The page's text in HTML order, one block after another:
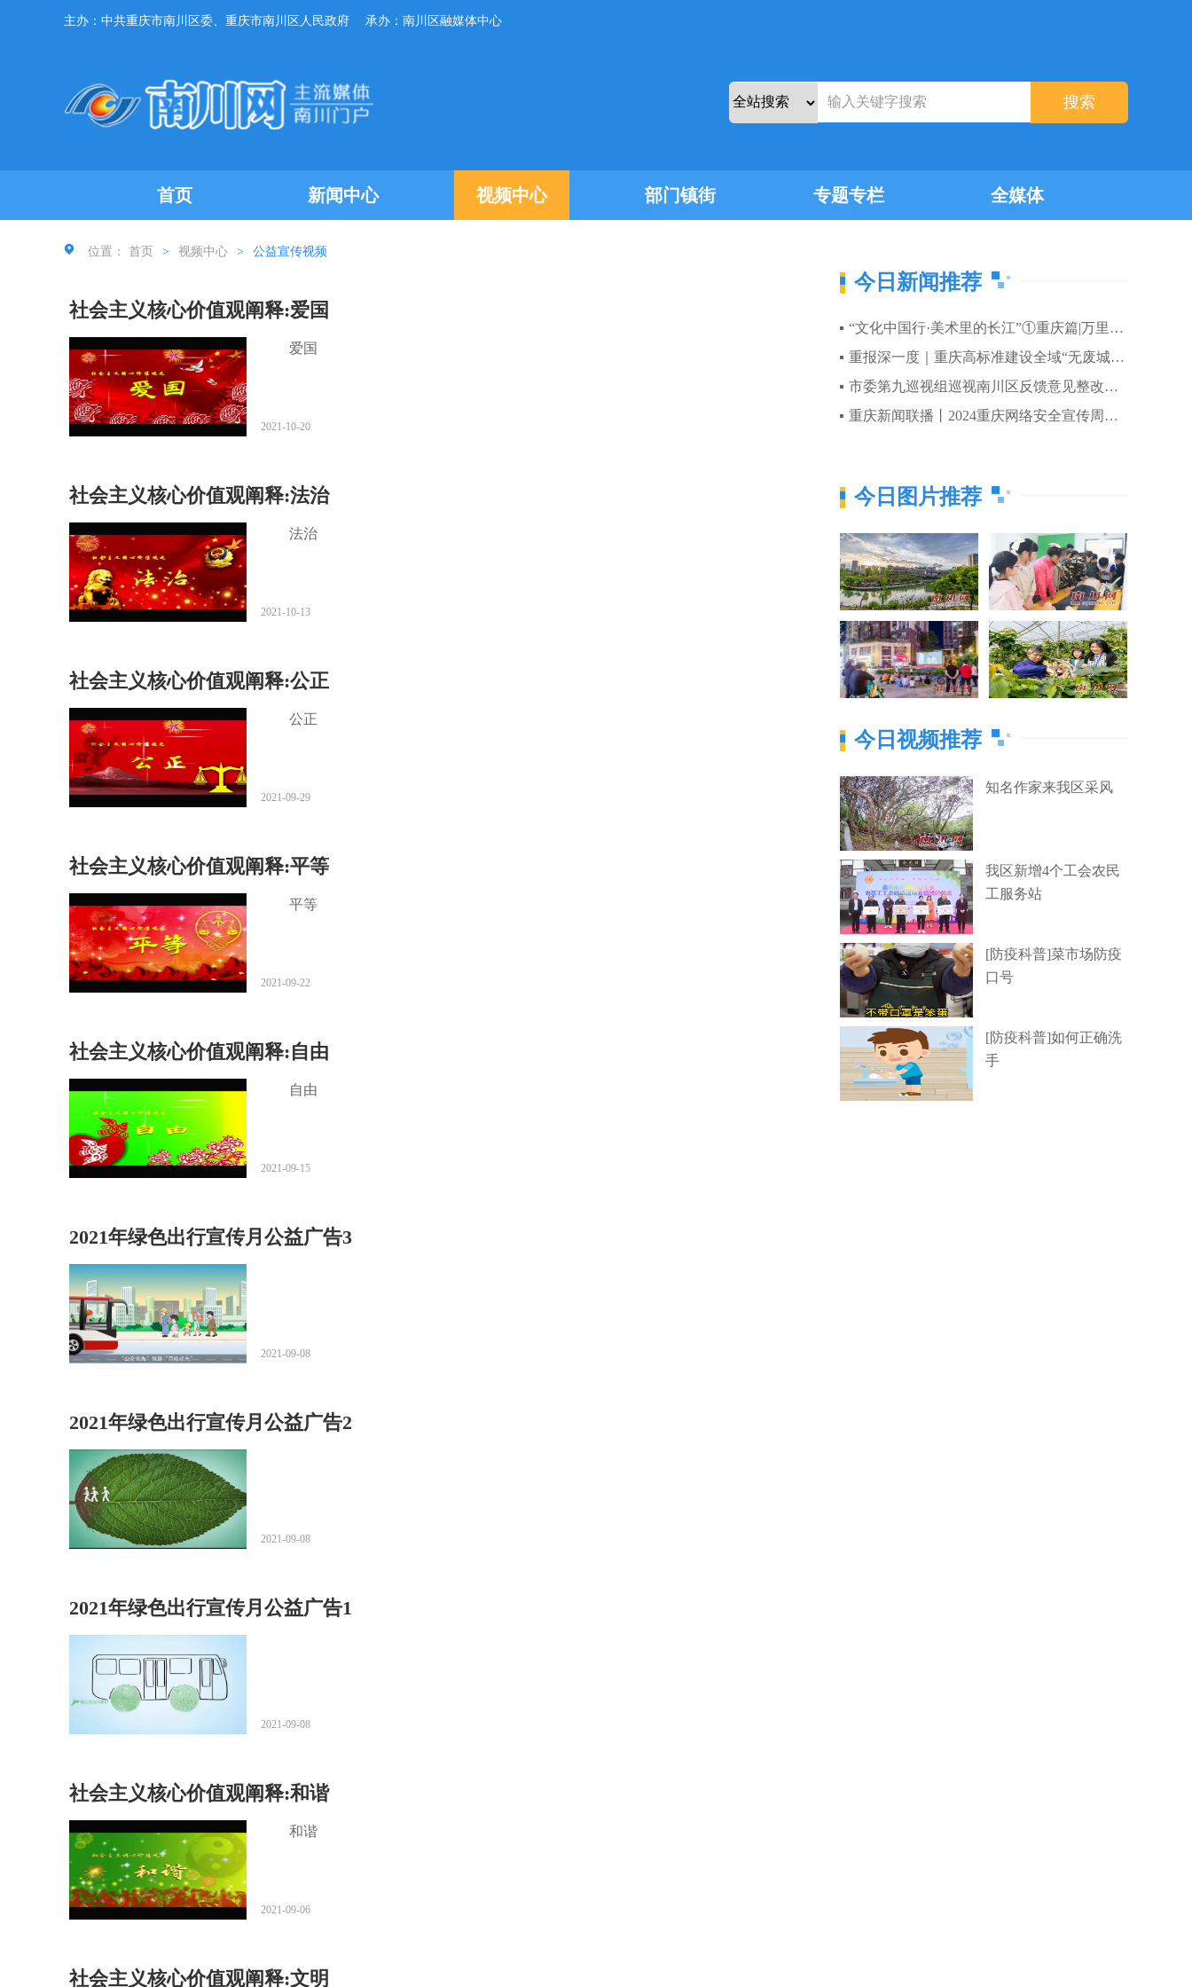
主办：中共重庆市南川区委、重庆市南川区人民政府 承办：南川区融媒体中心
搜索
首页 新闻中心 视频中心 部门镇街 专题专栏 全媒体
位置： 首页 > 视频中心 > 公益宣传视频
社会主义核心价值观阐释:爱国
爱国
2021-10-20
社会主义核心价值观阐释:法治
法治
2021-10-13
社会主义核心价值观阐释:公正
公正
2021-09-29
社会主义核心价值观阐释:平等
平等
2021-09-22
社会主义核心价值观阐释:自由
自由
2021-09-15
2021年绿色出行宣传月公益广告3
2021-09-08
2021年绿色出行宣传月公益广告2
2021-09-08
2021年绿色出行宣传月公益广告1
2021-09-08
社会主义核心价值观阐释:和谐
和谐
2021-09-06
社会主义核心价值观阐释:文明
今日新闻推荐
“文化中国行·美术里的长江”①重庆篇|万里长江入渝青山绿水入画
重报深一度｜重庆高标准建设全域“无废城市”
市委第九巡视组巡视南川区反馈意见整改工作动员部署会召开
重庆新闻联播丨2024重庆网络安全宣传周正式启动
今日图片推荐
今日视频推荐
知名作家来我区采风
我区新增4个工会农民
工服务站
[防疫科普]菜市场防疫
口号
[防疫科普]如何正确洗
手